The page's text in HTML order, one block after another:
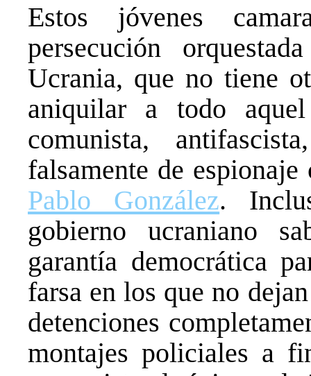
Estos jóvenes
persecución
Ucrania, que no tiene
aniquilar a todo
comunista,
falsamente de
Pablo González.
gobierno ucraniano
garantía democrática
farsa en los que no
detenciones
montajes policiales a